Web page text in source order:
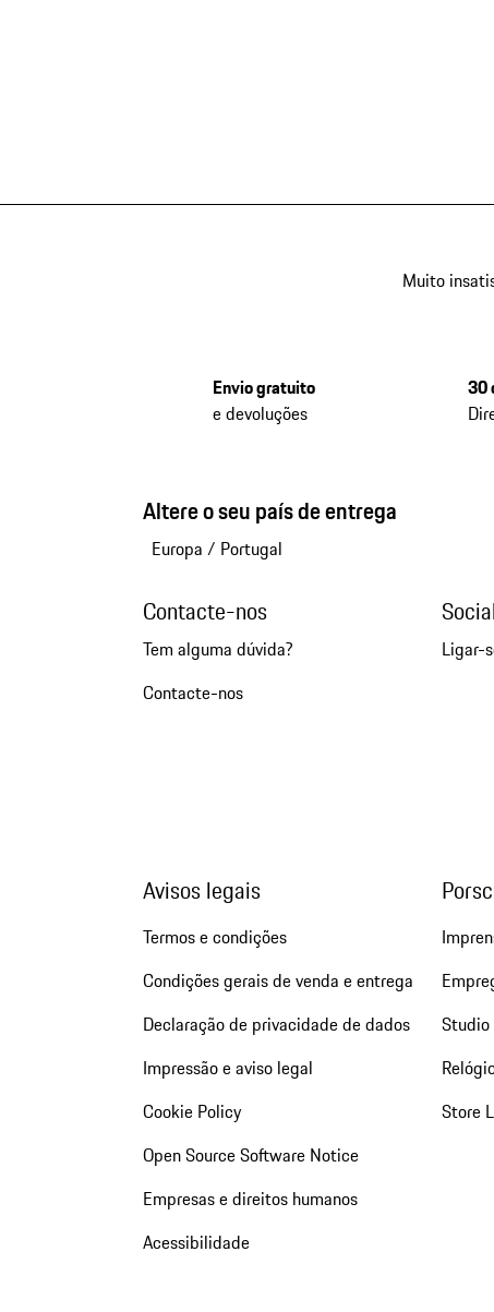
Muito
Envio gratuito
e devoluções
30
Altere o seu país de entrega
Europa / Portugal
Contacte-nos
Tem alguma dúvida?
Contacte-nos
Ligar-
Avisos legais
Termos e condições
Condições gerais de venda e entrega
Declaração de privacidade de dados
Impressão e aviso legal
Cookie Policy
Open Source Software Notice
Empresas e direitos humanos
Acessibilidade
Studio
Store